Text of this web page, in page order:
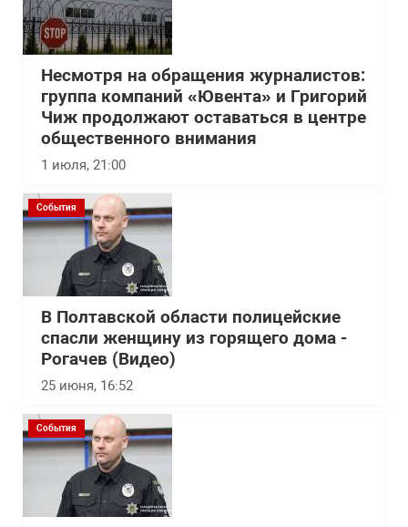
Несмотря на обращения журналистов:
группа компаний «Ювента» и Григорий
Чиж продолжают оставаться в центре
общественного внимания
1 июля, 21:00
События
В Полтавской области полицейские
спасли женщину из горящего дома -
Рогачев (Видео)
25 июня, 16:52
События